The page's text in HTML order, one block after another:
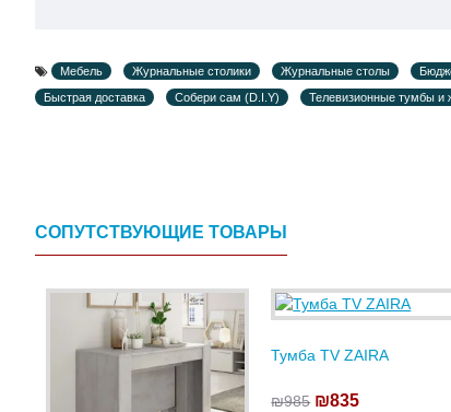
Мебель Журнальные столики Журнальные столы
Быстрая доставка
Собери сам (D.I.Y) Телевизионные тумбы и
СОПУТСТВУЮЩИЕ ТОВАРЫ
Тумба TV ZAIRA
₪985 ₪835